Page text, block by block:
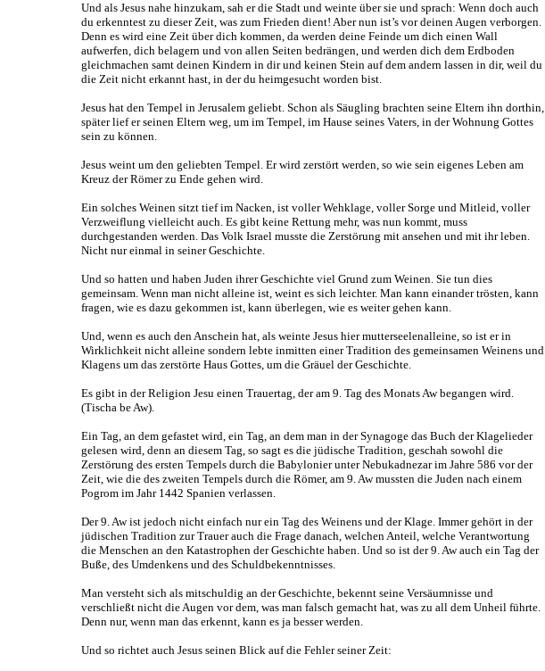
Und als Jesus nahe hinzukam, sah er die Stadt und weinte über sie und sprach: Wenn doch auch
du erkenntest zu dieser Zeit, was zum Frieden dient! Aber nun ist’s vor deinen Augen verborgen.
Denn es wird eine Zeit über dich kommen, da werden deine Feinde um dich einen Wall
aufwerfen, dich belagern und von allen Seiten bedrängen, und werden dich dem Erdboden
gleichmachen samt deinen Kindern in dir und keinen Stein auf dem andern lassen in dir, weil du
die Zeit nicht erkannt hast, in der du heimgesucht worden bist.
Jesus hat den Tempel in Jerusalem geliebt. Schon als Säugling brachten seine Eltern ihn dorthin,
später lief er seinen Eltern weg, um im Tempel, im Hause seines Vaters, in der Wohnung Gottes
sein zu können.
Jesus weint um den geliebten Tempel. Er wird zerstört werden, so wie sein eigenes Leben am
Kreuz der Römer zu Ende gehen wird.
Ein solches Weinen sitzt tief im Nacken, ist voller Wehklage, voller Sorge und Mitleid, voller
Verzweiflung vielleicht auch. Es gibt keine Rettung mehr, was nun kommt, muss
durchgestanden werden. Das Volk Israel musste die Zerstörung mit ansehen und mit ihr leben.
Nicht nur einmal in seiner Geschichte.
Und so hatten und haben Juden ihrer Geschichte viel Grund zum Weinen. Sie tun dies
gemeinsam. Wenn man nicht alleine ist, weint es sich leichter. Man kann einander trösten, kann
fragen, wie es dazu gekommen ist, kann überlegen, wie es weiter gehen kann.
Und, wenn es auch den Anschein hat, als weinte Jesus hier mutterseelenalleine, so ist er in
Wirklichkeit nicht alleine sondern lebte inmitten einer Tradition des gemeinsamen Weinens und
Klagens um das zerstörte Haus Gottes, um die Gräuel der Geschichte.
Es gibt in der Religion Jesu einen Trauertag, der am 9. Tag des Monats Aw begangen wird.
(Tischa be Aw).
Ein Tag, an dem gefastet wird, ein Tag, an dem man in der Synagoge das Buch der Klagelieder
gelesen wird, denn an diesem Tag, so sagt es die jüdische Tradition, geschah sowohl die
Zerstörung des ersten Tempels durch die Babylonier unter Nebukadnezar im Jahre 586 vor der
Zeit, wie die des zweiten Tempels durch die Römer, am 9. Aw mussten die Juden nach einem
Pogrom im Jahr 1442 Spanien verlassen.
Der 9. Aw ist jedoch nicht einfach nur ein Tag des Weinens und der Klage. Immer gehört in der
jüdischen Tradition zur Trauer auch die Frage danach, welchen Anteil, welche Verantwortung
die Menschen an den Katastrophen der Geschichte haben. Und so ist der 9. Aw auch ein Tag der
Buße, des Umdenkens und des Schuldbekenntnisses.
Man versteht sich als mitschuldig an der Geschichte, bekennt seine Versäumnisse und
verschließt nicht die Augen vor dem, was man falsch gemacht hat, was zu all dem Unheil führte.
Denn nur, wenn man das erkennt, kann es ja besser werden.
Und so richtet auch Jesus seinen Blick auf die Fehler seiner Zeit: